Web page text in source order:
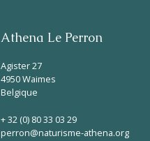
Athena Le Perron
Agister 27
4950 Waimes
Belgique
+ 32 (0) 80 33 03 29
perron@naturisme-athena.org